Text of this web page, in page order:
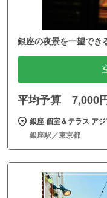
銀座の夜景を一望でき
平均予算 7,000
銀座 個室＆テラス ア
銀座駅／東京都